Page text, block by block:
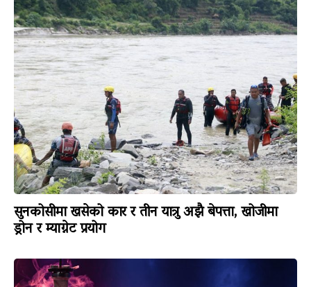
सुनकोसीमा खसेको कार र तीन यात्रु अझै बेपत्ता, खोजीमा
ड्रोन र म्याग्नेट प्रयोग